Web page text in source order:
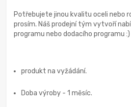
Potřebujete jinou kvalitu oceli nebo
prosím. Náš prodejní tým vytvoří
programu nebo dodacího programu :)
produkt na vyžádání.
Doba výroby - 1 měsíc.